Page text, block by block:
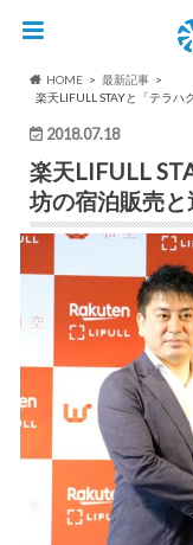
HOME
最新記事
楽天LIFULL STAYと「テラ
2018.07.18
楽天LIFULL
坊の宿泊販売